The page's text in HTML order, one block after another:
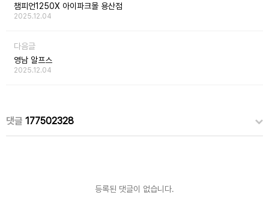
챔피언1250X 아이파크몰 용산점
2025.12.04
다음글
영남 알프스
2025.12.04
댓글 177502328
등록된 댓글이 없습니다.